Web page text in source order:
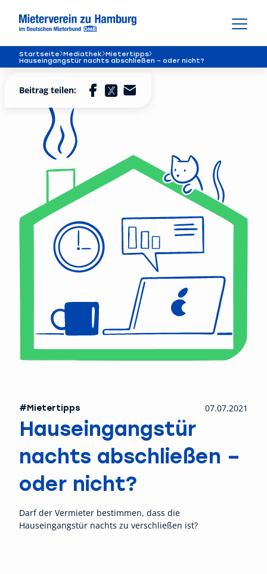
Startseite Mediathek Mietertipps
Hauseingangstür nachts abschließen – oder nicht?
#Mietertipps 07.07.2021
Hauseingangstür
nachts abschließen –
oder nicht?
Darf der Vermieter bestimmen, dass die
Hauseingangstür nachts zu verschließen ist?
Beitrag teilen: